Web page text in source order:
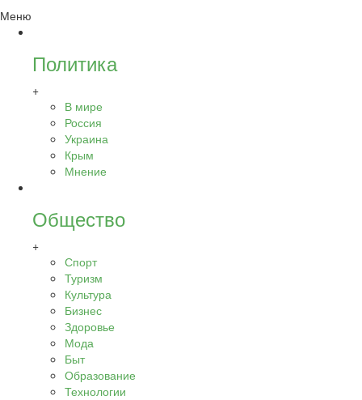
Меню
Политика
+
В мире
Россия
Украина
Крым
Мнение
Общество
+
Спорт
Туризм
Культура
Бизнес
Здоровье
Мода
Быт
Образование
Технологии